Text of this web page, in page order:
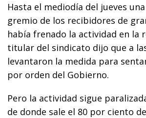
Hasta el mediodía del jueves
gremio de los recibidores de
había frenado la actividad en la
titular del sindicato dijo que a
levantaron la medida para
por orden del Gobierno.
Pero la actividad sigue
de donde sale el 80 por ciento